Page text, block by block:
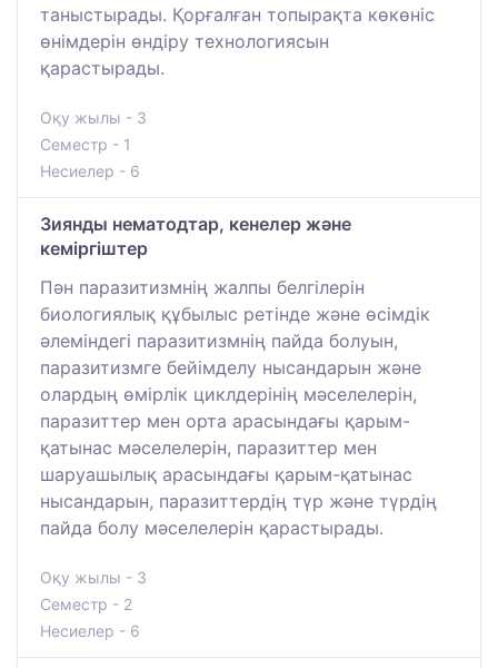
таныстырады. Қорғалған топырақта көкөніс
өнімдерін өндіру технологиясын
қарастырады.
Оқу жылы - 3
Семестр - 1
Несиелер - 6
Зиянды нематодтар, кенелер және
кеміргіштер
Пән паразитизмнің жалпы белгілерін
биологиялық құбылыс ретінде және өсімдік
әлеміндегі паразитизмнің пайда болуын,
паразитизмге бейімделу нысандарын және
олардың өмірлік циклдерінің мәселелерін,
паразиттер мен орта арасындағы қарым-
қатынас мәселелерін, паразиттер мен
шаруашылық арасындағы қарым-қатынас
нысандарын, паразиттердің түр және түрдің
пайда болу мәселелерін қарастырады.
Оқу жылы - 3
Семестр - 2
Несиелер - 6